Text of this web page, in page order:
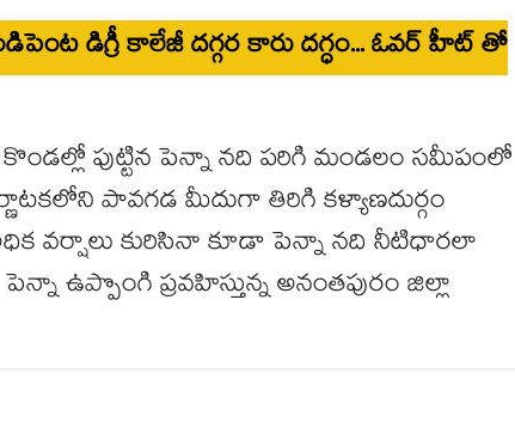
డిగ్రీ కాలేజీ దగ్గర కారు దగ్ధం... ఓవర్ హీట్ తో
పుట్టిన పెన్నా నది పరిగి మండలం సమీపంలో
పావగడ మీదుగా తిరిగి కళ్యాణదుర్గం
అధిక వర్షాలు కురిసినా కూడా పెన్నా నది నీటిధారలా
ఉప్పొంగి ప్రవహిస్తున్న అనంతపురం జిల్లా